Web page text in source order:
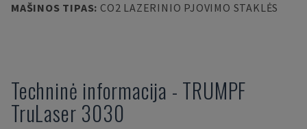
MAŠINOS TIPAS: CO2 LAZERINIO PJOVIMO STAKLĖS
Techninė informacija - TRUMPF
TruLaser 3030